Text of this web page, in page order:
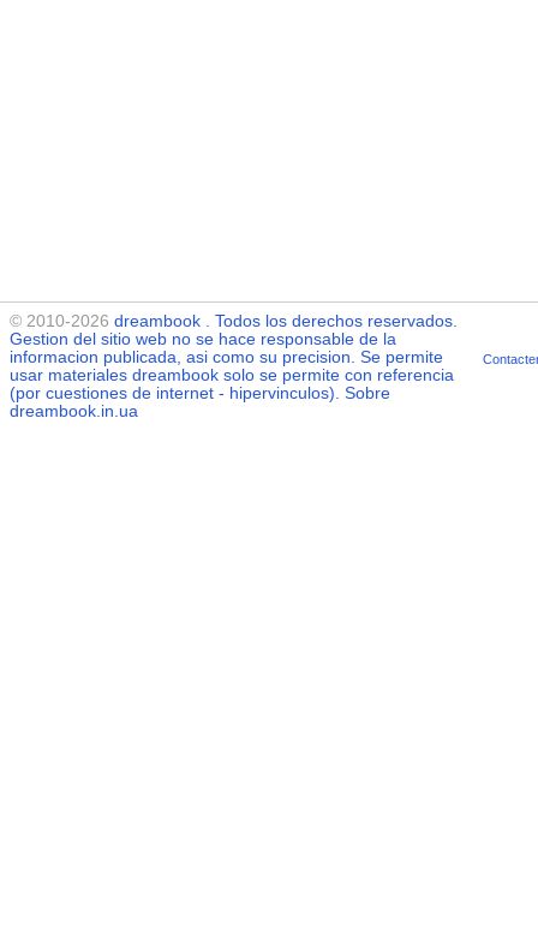
© 2010-2026 dreambook . Todos los derechos reservados.
Gestion del sitio web no se hace responsable de la
informacion publicada, asi como su precision. Se permite
usar materiales dreambook solo se permite con referencia
(por cuestiones de internet - hipervinculos). Sobre
dreambook.in.ua